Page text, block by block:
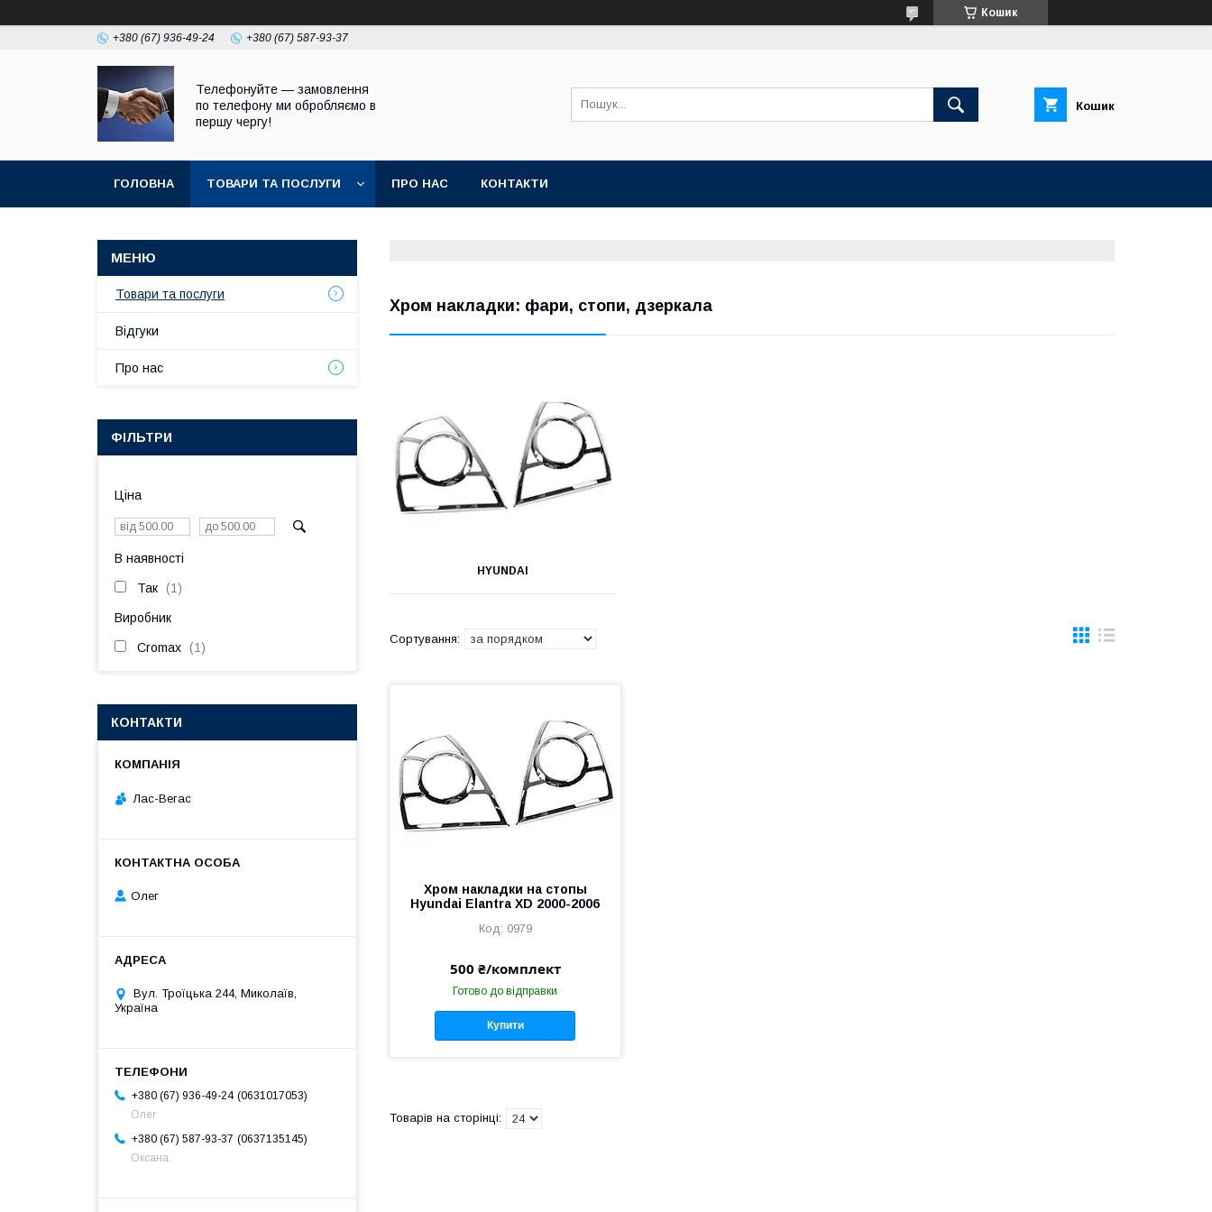
Кошик
+380 (67) 936-49-24 +380 (67) 587-93-37
Телефонуйте — замовлення
по телефону ми обробляємо в
першу чергу!
Кошик
ГОЛОВНА ТОВАРИ ТА ПОСЛУГИ ПРО НАС КОНТАКТИ
Хром накладки: фари, стопи, дзеркала
HYUNDAI
Хром накладки на стопы
Hyundai Elantra XD 2000-2006
0979
500 ₴/комплект
Готово до відправки
Купити
Товари та послуги
Відгуки
Про нас
ФІЛЬТРИ
Ціна
В наявності
Так 1
Виробник
Cromax 1
КОНТАКТИ
Лас-Вегас
Олег
Вул. Троїцька 244, Миколаїв,
Україна
+380 (67) 936-49-24 0631017053
Олег
+380 (67) 587-93-37
0637135145
Оксана